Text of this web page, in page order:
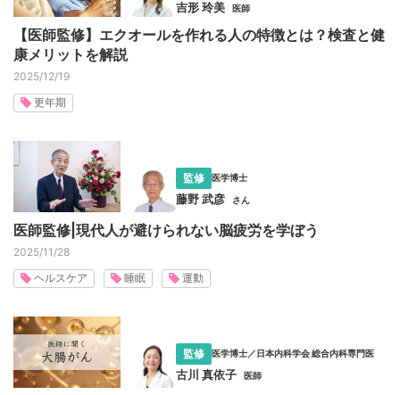
【医師監修】エクオールを作れる人の特徴とは？検査と健
康メリットを解説
吉形 玲美 医師
2025/12/19
更年期
医師監修|現代人が避けられない脳疲労を学ぼう
監修 医学博士
藤野 武彦 さん
2025/11/28
ヘルスケア
睡眠 運動
監修 医学博士／日本内科学会 総合内科専門医
古川 真依子 医師